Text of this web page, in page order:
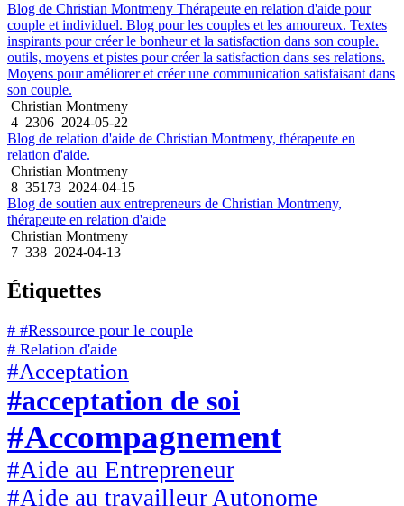
Blog de Christian Montmeny Thérapeute en relation d'aide pour
couple et individuel. Blog pour les couples et les amoureux. Textes
inspirants pour créer le bonheur et la satisfaction dans son couple.
outils, moyens et pistes pour créer la satisfaction dans ses relations.
Moyens pour améliorer et créer une communication satisfaisant dans
son couple.
Christian Montmeny
4 2306 2024-05-22
Blog de relation d'aide de Christian Montmeny, thérapeute en
relation d'aide.
Christian Montmeny
8 35173 2024-04-15
Blog de soutien aux entrepreneurs de Christian Montmeny,
thérapeute en relation d'aide
Christian Montmeny
7 338 2024-04-13
Étiquettes
# #Ressource pour le couple
# Relation d'aide
#Acceptation
#acceptation de soi
#Accompagnement
#Aide au Entrepreneur
#Aide au travailleur Autonome